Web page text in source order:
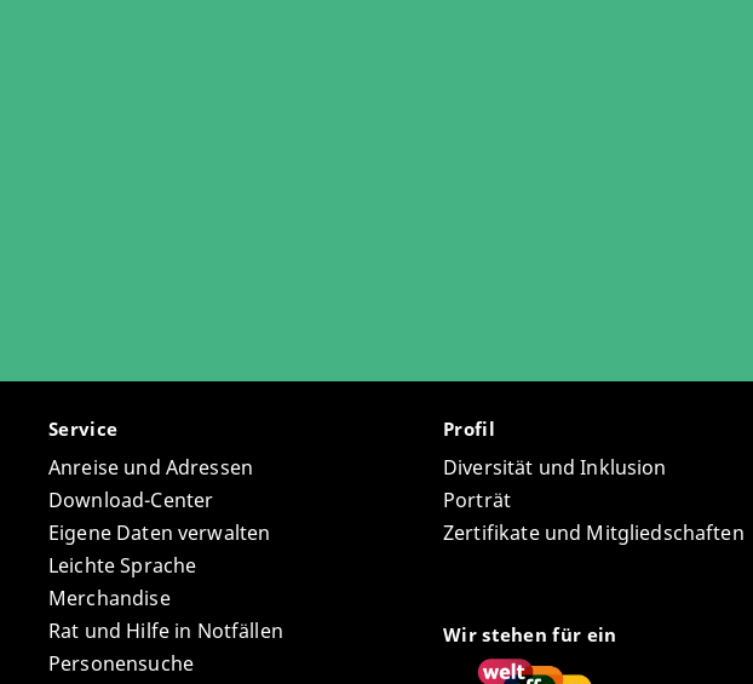
Service
Anreise und Adressen
Download-Center
Eigene Daten verwalten
Leichte Sprache
Merchandise
Rat und Hilfe in Notfällen
Personensuche
Profil
Diversität und Inklusion
Porträt
Zertifikate und Mitgliedschaften
Wir stehen für ein